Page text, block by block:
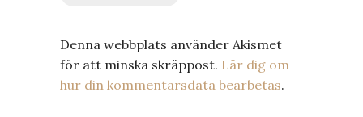
Denna webbplats använder Akismet
för att minska skräppost. Lär dig om
hur din kommentarsdata bearbetas.